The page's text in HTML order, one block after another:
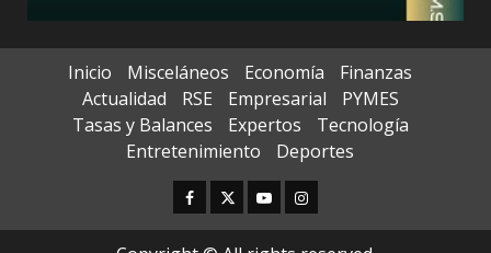
Inicio Misceláneos Economía
Finanzas
Actualidad
RSE Empresarial
PYMES
Tasas y Balances
Expertos
Tecnología
Entretenimiento
Deportes
Facebook
TwitterYoutubeInstagram